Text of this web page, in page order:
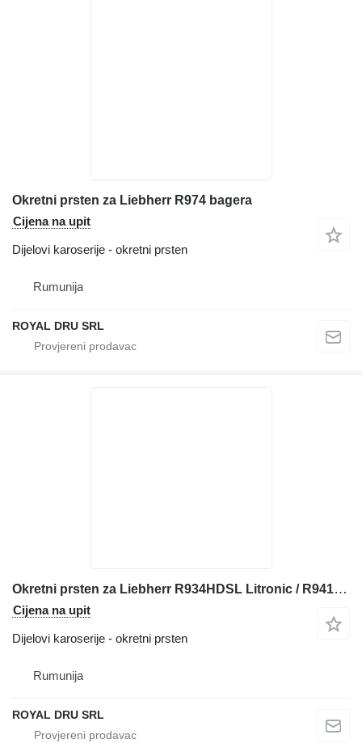
Okretni prsten za Liebherr R974 bagera
Cijena na upit
Dijelovi karoserije - okretni prsten
Rumunija
ROYAL DRU SRL
Okretni prsten za Liebherr R934HDSL Litronic / R941 bagera
Cijena na upit
Dijelovi karoserije - okretni prsten
Rumunija
ROYAL DRU SRL